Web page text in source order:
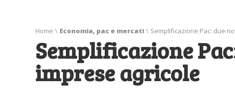
Home \ Economia, pac e mercati \ Semplificazione Pac: due
Semplificazione
imprese agricole